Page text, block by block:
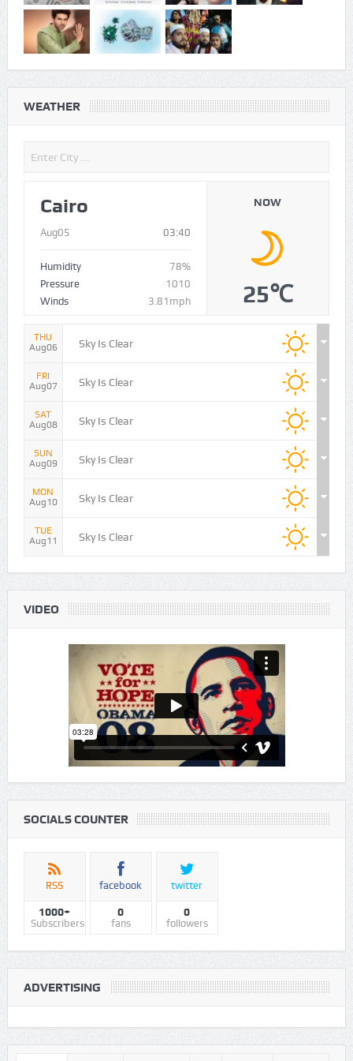
Cairo
Aug05 03:40
Humidity
78%
Winds
NOW
25℃
THU
Aug06
Sky Is Clear
FRI
Aug07
Sky Is Clear
SAT
Aug08
Sky Is Clear
SUN
Aug09
Sky Is Clear
MON
Aug10
Sky Is Clear
Aug11
Sky Is Clear
SOCIALS COUNTER
RSS
1000+
Subscribers
facebook
0
fans
twitter
0
followers
ADVERTISING